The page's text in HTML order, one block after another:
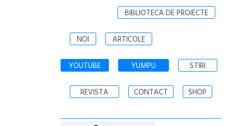
BIBLIOTECA DE PROIECTE
NOI ARTICOLE
YOUTUBE YUMPU STIRI
REVISTA CONTACT SHOP